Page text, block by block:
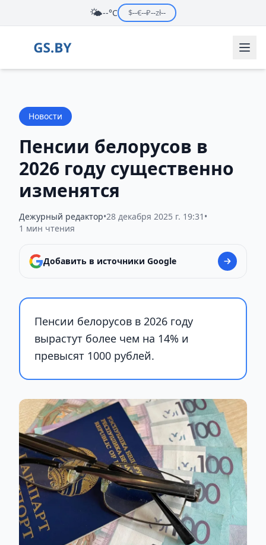
🌤️--°C $--€--₽--zł--
Новости
Пенсии белорусов в
2026 году существенно
изменятся
Дежурный редактор•28 декабря 2025 г. 19:31 •
1 мин чтения
Добавить в источники Google
Пенсии белорусов в 2026 году
вырастут более чем на 14% и
превысят 1000 рублей.